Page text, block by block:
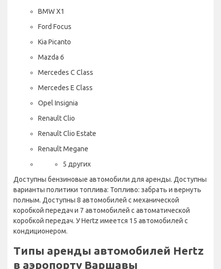
BMW X1
Ford Focus
Kia Picanto
Mazda 6
Mercedes C Class
Mercedes E Class
Opel Insignia
Renault Clio
Renault Clio Estate
Renault Megane
5 других
Доступны бензиновые автомобили для аренды. Доступны
варианты политики топлива: Топливо: забрать и вернуть
полным. Доступны 8 автомобилей с механической
коробкой передач и 7 автомобилей с автоматической
коробкой передач. У Hertz имеется 15 автомобилей с
кондиционером.
Типы аренды автомобилей Hertz
в аэропорту Варшавы